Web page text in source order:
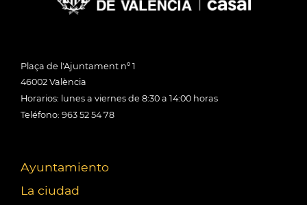
Plaça de l'Ajuntament nº 1
46002 València
Horarios: lunes a viernes de 8:30 a 14:00 horas
Teléfono: 963 52 54 78
Ayuntamiento
La ciudad